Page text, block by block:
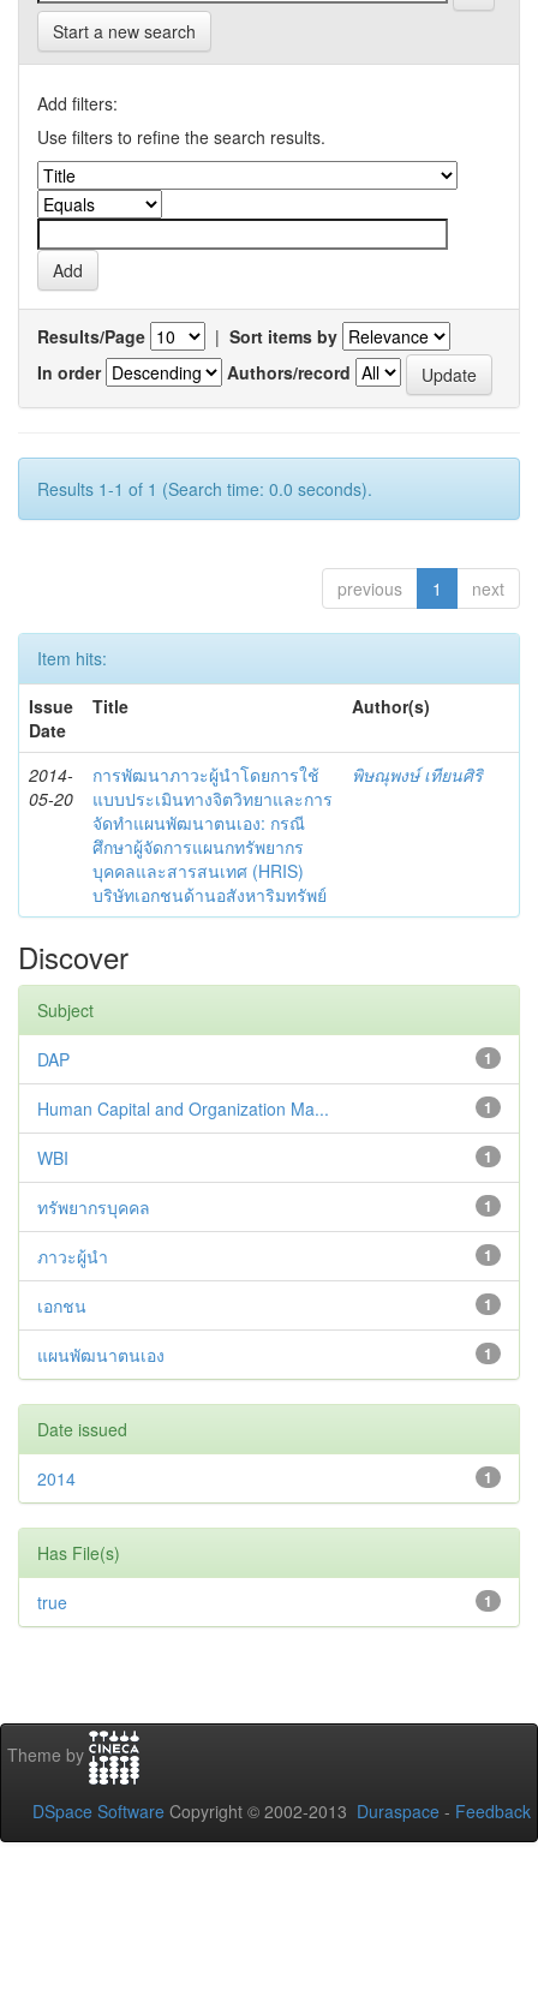
Start a new search
Add filters:
Use filters to refine the search results.
Results/Page | Sort items by
In order
Authors/record
Results 1-1 of 1 (Search time: 0.0 seconds).
previous 1 next
Item hits:
Issue
Date
Title Author(s)
2014-
05-20
การพัฒนาภาวะผู้นำโดยการใช้
แบบประเมินทางจิตวิทยาและการ
จัดทำแผนพัฒนาตนเอง: กรณี
ศึกษาผู้จัดการแผนกทรัพยากร
บุคคลและสารสนเทศ (HRIS)
บริษัทเอกชนด้านอสังหาริมทรัพย์
พิษณุพงษ์ เทียนศิริ
Discover
Subject
1
DAP
1
Human Capital and Organization Ma...
1
WBI
1
ทรัพยากรบุคคล
1
ภาวะผู้นำ
1
เอกชน
1
แผนพัฒนาตนเอง
Date issued
1
2014
Has File(s)
1
true
Theme by
DSpace Software Copyright © 2002-2013 Duraspace - Feedback